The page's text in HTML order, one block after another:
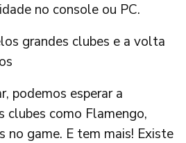
no console ou PC.
grandes clubes e a volta
podemos esperar a
clubes como Flamengo,
no game. E tem mais! Existe